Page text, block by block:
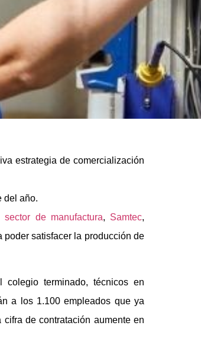
estrategia de comercialización
del año.
sector de manufactura, Samtec,
satisfacer la producción de
terminado, técnicos en
a los 1.100 empleados que ya
de contratación aumente en